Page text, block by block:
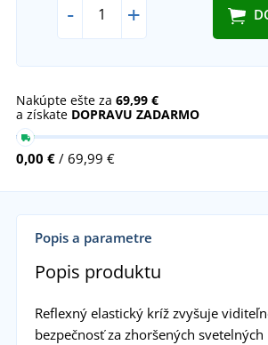
- +
Nakúpte ešte za 69,99 €
a získate DOPRAVU ZADARMO
0,00 € / 69,99 €
Popis a parametre
Popis produktu
Reflexný elastický kríž zvyšuje
bezpečnosť za zhoršených